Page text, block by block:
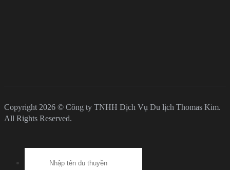
Copyright 2026 © Công ty TNHH Dịch Vụ Du lịch Thomas Kim.
All Rights Reserved.